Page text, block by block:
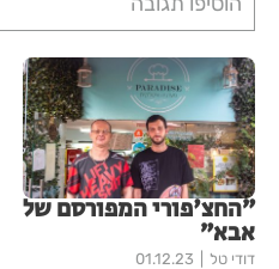
״החצ'פורי המפורסם של
אבא״
דודי טל 01.12.23